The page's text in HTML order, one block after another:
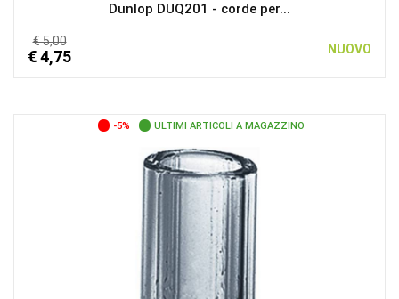
Dunlop DUQ201 - corde per...
€ 5,00
€ 4,75 NUOVO
-5% ULTIMI ARTICOLI A MAGAZZINO